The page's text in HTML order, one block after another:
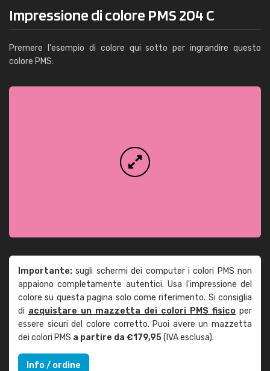
Impressione di colore PMS 204 C
Premere l'esempio di colore qui sotto per ingrandire questo
colore PMS:
Importante: sugli schermi dei computer i colori PMS non
appaiono completamente autentici. Usa l'impressione del
colore su questa pagina solo come riferimento. Si consiglia
di acquistare un mazzetta dei colori PMS fisico per
essere sicuri del colore corretto. Puoi avere un mazzetta
dei colori PMS a partire da €179,95(IVA esclusa).
Info / ordine